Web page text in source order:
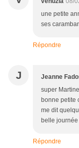
une petite
ses
Répondre
J Jeanne
super
bonne petite
me dit
belle journée
Répondre